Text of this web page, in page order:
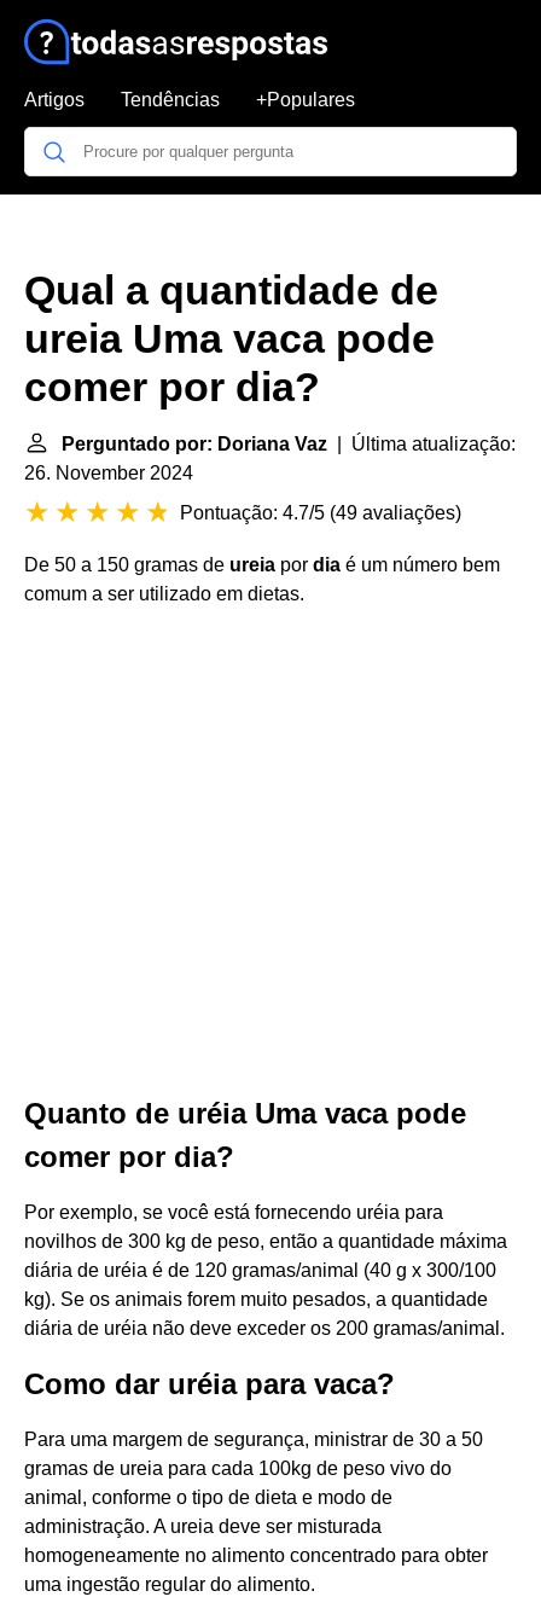
Artigos Tendências +Populares
Qual a quantidade de
ureia Uma vaca pode
comer por dia?
Perguntado por: Doriana Vaz | Última atualização:
26. November 2024
Pontuação: 4.7/5 (49 avaliações)
De 50 a 150 gramas de ureia por dia é um número bem
comum a ser utilizado em dietas.
Quanto de uréia Uma vaca pode
comer por dia?
Por exemplo, se você está fornecendo uréia para
novilhos de 300 kg de peso, então a quantidade máxima
diária de uréia é de 120 gramas/animal (40 g x 300/100
kg). Se os animais forem muito pesados, a quantidade
diária de uréia não deve exceder os 200 gramas/animal.
Como dar uréia para vaca?
Para uma margem de segurança, ministrar de 30 a 50
gramas de ureia para cada 100kg de peso vivo do
animal, conforme o tipo de dieta e modo de
administração. A ureia deve ser misturada
homogeneamente no alimento concentrado para obter
uma ingestão regular do alimento.